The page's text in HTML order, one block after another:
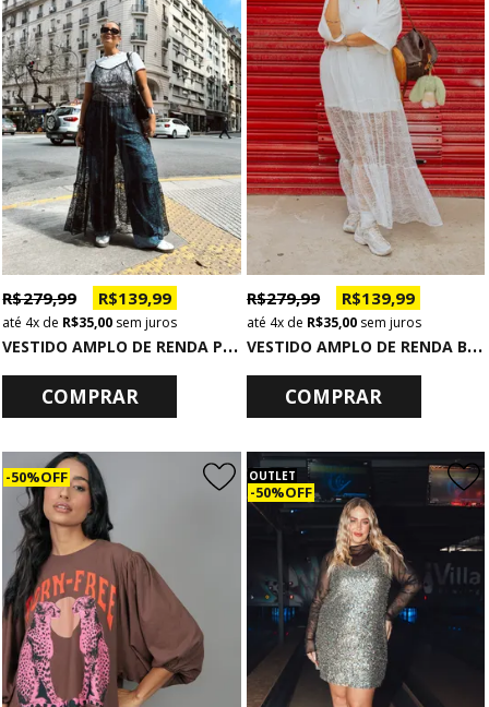
V
ESTIDO AMPLO DE RENDA PRETA
R$ 279,99 R$ 139,99
4x de R$ 35,00 sem juros
COMPRAR
V
ESTIDO AMPLO DE RENDA BRANCO
R$ 279,99 R$ 139,99
4xde R$ 35,00sem juros
COMPRAR
50% OFF OUTLET
50% OFF